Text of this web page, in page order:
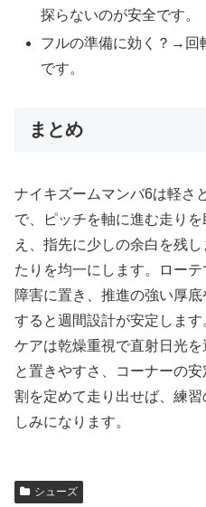
探らないのが安全です。
フルの準備に効く？→回
です。
まとめ
ナイキズームマンバ6は軽さ
で、ピッチを軸に進む走り
え、指先に少しの余白を残
たりを均一にします。ロー
障害に置き、推進の強い厚
すると週間設計が安定します
ケアは乾燥重視で直射日光
と置きやすさ、コーナーの
割を定めて走り出せば、練
しみになります。
シューズ